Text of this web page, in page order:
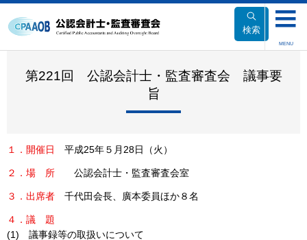
文
検索
MENU
第221回 公認会計士・監査審査会 議事要
旨
１．開催日 平成25年５月28日（火）
２． 場所 公認会計士・監査審査会室
３．出席者 千代田会長、廣本委員ほか８名
４． 議題
(1) 議事録等の取扱いについて